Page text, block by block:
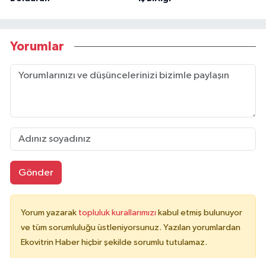
Yorumlar
Gönder
Yorum yazarak topluluk kurallarımızı kabul etmiş bulunuyor
ve tüm sorumluluğu üstleniyorsunuz. Yazılan yorumlardan
Ekovitrin Haber hiçbir şekilde sorumlu tutulamaz.